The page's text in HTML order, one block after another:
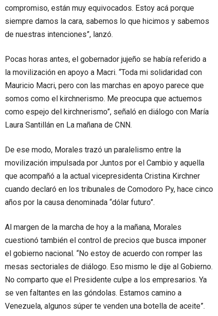
compromiso, están muy equivocados. Estoy acá porque
siempre damos la cara, sabemos lo que hicimos y sabemos
de nuestras intenciones”, lanzó.
Pocas horas antes, el gobernador jujeño se había referido a
la movilización en apoyo a Macri. “Toda mi solidaridad con
Mauricio Macri, pero con las marchas en apoyo parece que
somos como el kirchnerismo. Me preocupa que actuemos
como espejo del kirchnerismo”, señaló en diálogo con María
Laura Santillán en La mañana de CNN.
De ese modo, Morales trazó un paralelismo entre la
movilización impulsada por Juntos por el Cambio y aquella
que acompañó a la actual vicepresidenta Cristina Kirchner
cuando declaró en los tribunales de Comodoro Py, hace cinco
años por la causa denominada “dólar futuro”.
Al margen de la marcha de hoy a la mañana, Morales
cuestionó también el control de precios que busca imponer
el gobierno nacional. “No estoy de acuerdo con romper las
mesas sectoriales de diálogo. Eso mismo le dije al Gobierno.
No comparto que el Presidente culpe a los empresarios. Ya
se ven faltantes en las góndolas. Estamos camino a
Venezuela, algunos súper te venden una botella de aceite”.